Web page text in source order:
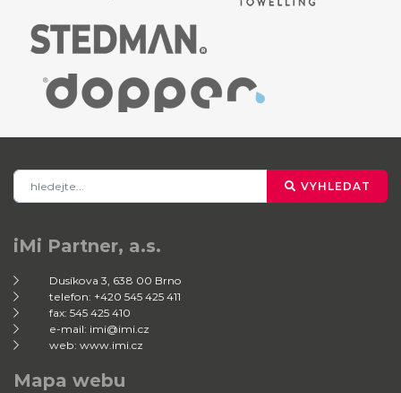
VYHLEDAT
iMi Partner, a.s.
Dusíkova 3, 638 00 Brno
telefon: +420 545 425 411
fax: 545 425 410
e-mail: imi@imi.cz
web: www.imi.cz
Mapa webu